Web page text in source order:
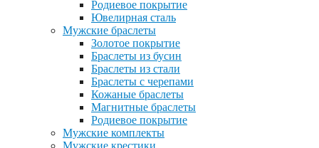
Родиевое покрытие
Ювелирная сталь
Мужские браслеты
Золотое покрытие
Браслеты из бусин
Браслеты из стали
Браслеты с черепами
Кожаные браслеты
Магнитные браслеты
Родиевое покрытие
Мужские комплекты
Мужские крестики